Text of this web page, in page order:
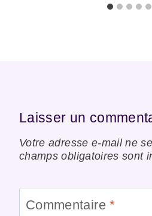
Laisser un
Votre adresse e-mail ne
champs obligatoires sont
Commentaire*